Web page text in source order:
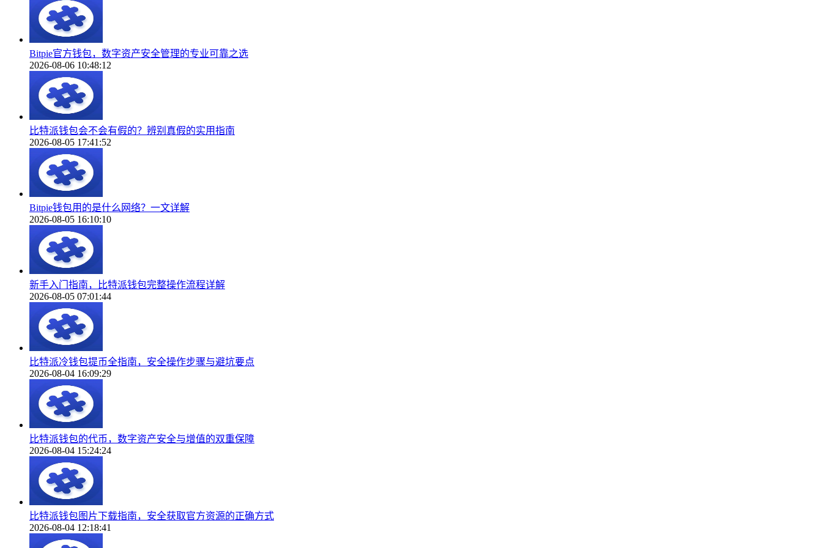
Bitpie官方钱包，数字资产安全管理的专业可靠之选
2026-08-06 10:48:12
比特派钱包会不会有假的？辨别真假的实用指南
2026-08-05 17:41:52
Bitpie钱包用的是什么网络？一文详解
2026-08-05 16:10:10
新手入门指南，比特派钱包完整操作流程详解
2026-08-05 07:01:44
比特派冷钱包提币全指南，安全操作步骤与避坑要点
2026-08-04 16:09:29
比特派钱包的代币，数字资产安全与增值的双重保障
2026-08-04 15:24:24
比特派钱包图片下载指南，安全获取官方资源的正确方式
2026-08-04 12:18:41